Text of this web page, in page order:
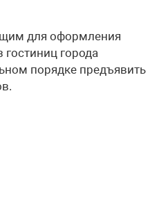
для оформления
города
порядке предъявить